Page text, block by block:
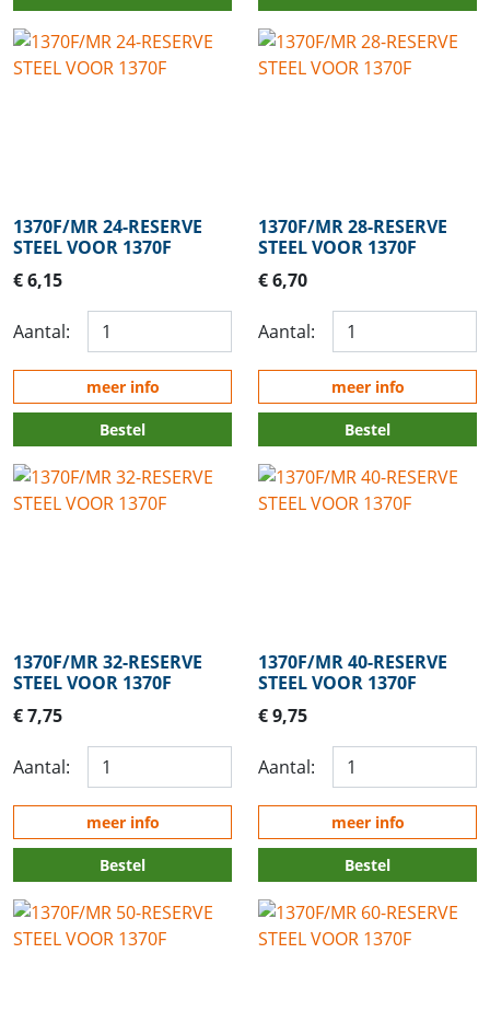
1370F/MR 24-RESERVE
STEEL VOOR 1370F
€ 6,15
Aantal:
meer info
Bestel
1370F/MR 28-RESERVE
STEEL VOOR 1370F
€ 6,70
Aantal:
meer info
Bestel
1370F/MR 32-RESERVE
STEEL VOOR 1370F
€ 7,75
Aantal:
meer info
Bestel
1370F/MR 40-RESERVE
STEEL VOOR 1370F
€ 9,75
Aantal:
meer info
Bestel